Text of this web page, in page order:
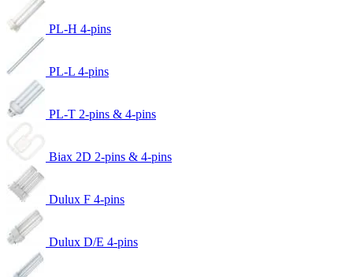
PL-H 4-pins
PL-L 4-pins
PL-T 2-pins & 4-pins
Biax 2D 2-pins & 4-pins
Dulux F 4-pins
Dulux D/E 4-pins